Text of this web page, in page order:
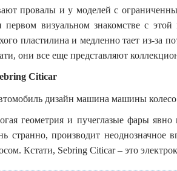
провалы и у моделей с
первом визуальном знакомстве с
пластилина и медленно тает из-за
они все еще представляют
Citicar
геометрия и пучеглазые фары
странно, производит неоднозначное
Кстати, Sebring Citicar – это